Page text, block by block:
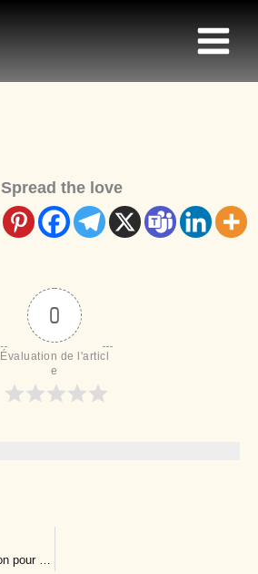
Spread the love
0
Évaluation de l'articl
e
Comment utiliser Notion pour organiser votre quotidien facilement